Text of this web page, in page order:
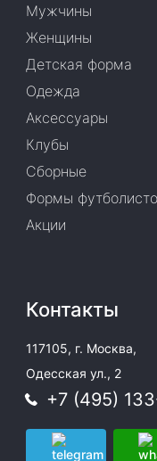
Мужчины
Женщины
Детская форма
Одежда
Аксессуары
Клубы
Сборные
Формы
Акции
Контакты
117105, г. Москва,
Одесская ул., 2
+7 (495)